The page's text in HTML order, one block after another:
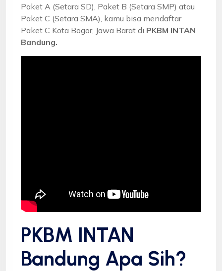
Paket A (Setara SD), Paket B (Setara SMP) atau
Paket C (Setara SMA), kamu bisa mendaftar
Paket C Kota Bogor, Jawa Barat di PKBM INTAN
Bandung.
PKBM INTAN
Bandung Apa Sih?